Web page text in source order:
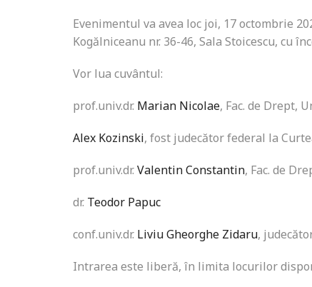
Evenimentul va avea loc joi, 17 octombrie
Kogălniceanu nr. 36-46, Sala Stoicescu, cu
Vor lua cuvântul:
prof.univ.dr. Marian Nicolae, Fac. de Drept,
Alex Kozinski, fost judecător federal la
prof.univ.dr.Valentin Constantin, Fac. de
dr. Teodor Papuc
conf.univ.dr. Liviu Gheorghe Zidaru,
Intrarea este liberă, în limita locurilor